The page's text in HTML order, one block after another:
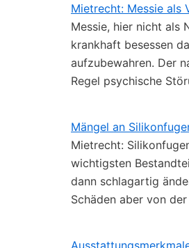
Mietrecht: Messie als
Messie, hier nicht als
krankhaft besessen
aufzubewahren. Der
Regel psychische
Mängel an
Mietrecht:
wichtigsten
dann schlagartig
Schäden aber von